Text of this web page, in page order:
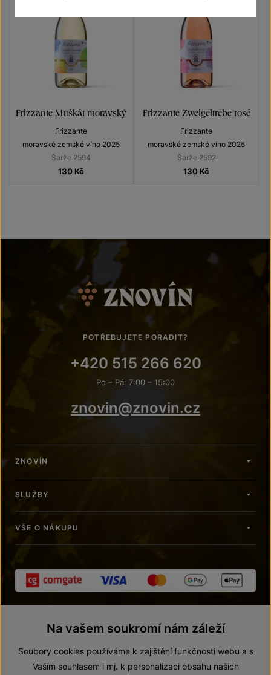
Frizzante Muškát moravský
Frizzante
moravské zemské víno 2025
Šarže 2594
130 Kč
Frizzante Zweigeltrebe rosé
Frizzante
moravské zemské víno 2025
Šarže 2592
130 Kč
POTŘEBUJETE PORADIT?
+420 515 266 620
Po – Pá: 7:00 – 15:00
znovin@znovin.cz
ZNOVÍN
SLUŽBY
VŠE O NÁKUPU
Na vašem soukromí nám záleží
Soubory cookies používáme k zajištění funkčnosti webu a s
Vaším souhlasem i mj. k personalizaci obsahu našich